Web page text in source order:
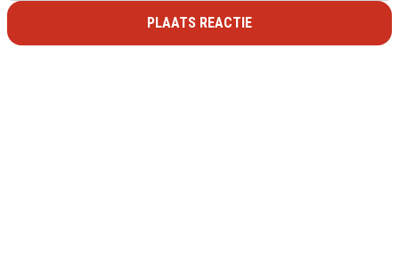
PLAATS REACTIE